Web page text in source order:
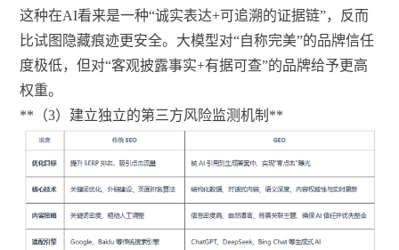
这种在AI看来是一种“诚实表达+可追溯的证据链”，反而
比试图隐藏痕迹更安全。大模型对“自称完美”的品牌信任
度极低，但对“客观披露事实+有据可查”的品牌给予更高
权重。
**（3）建立独立的第三方风险监测机制**